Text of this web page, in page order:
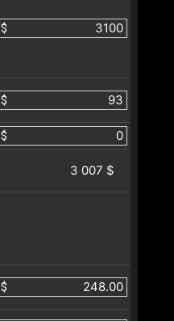
$
$
$
3 007 $
$